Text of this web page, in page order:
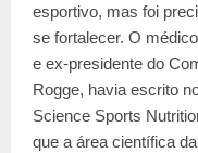
esportivo, mas foi
se fortalecer. O
e ex-presidente do
Rogge, havia escrito
Science Sports
que a área científica